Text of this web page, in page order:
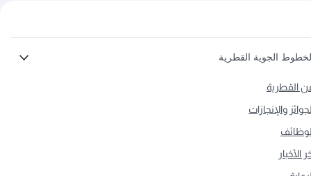
الجوية القطرية
القطرية
والإنجازات
الأخبار